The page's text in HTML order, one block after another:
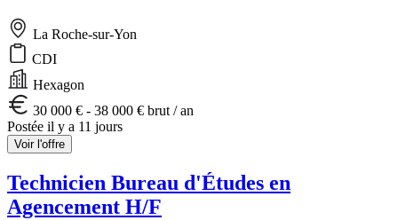
La Roche-sur-Yon
CDI
Hexagon
30 000 € - 38 000 € brut / an
Postée il y a 11 jours
Voir l'offre
Technicien Bureau d'Études en
Agencement H/F